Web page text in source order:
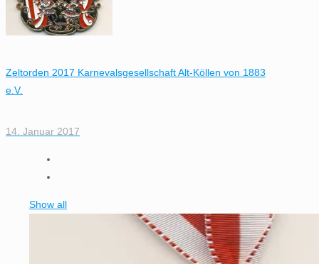
Zeltorden 2017 Karnevalsgesellschaft Alt-Köllen von 1883
e.V.
14. Januar 2017
Show all